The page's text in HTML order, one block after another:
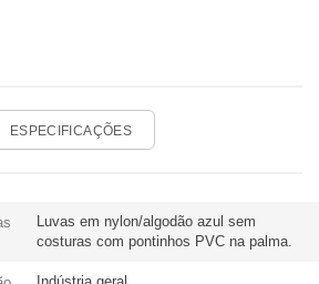
ESPECIFICAÇÕES
Luvas em nylon/algodão azul sem
costuras com pontinhos PVC na palma.